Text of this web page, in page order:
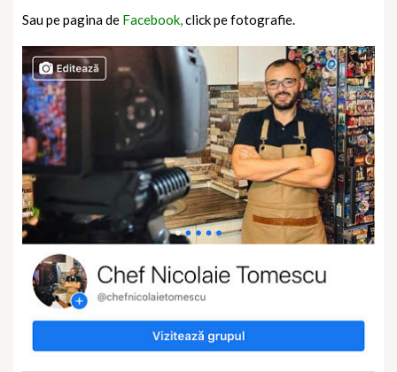
Sau pe pagina de Facebook,click pe fotografie.